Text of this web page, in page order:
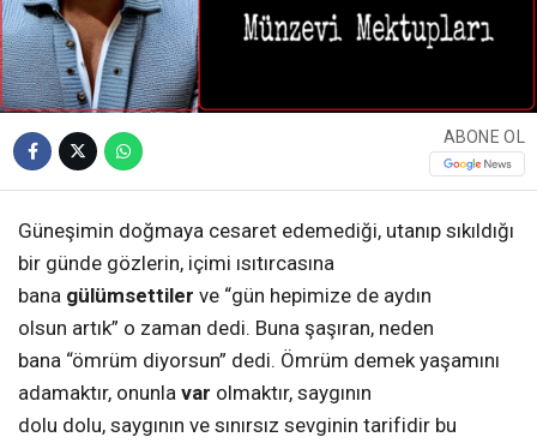
ABONE OL
Güneşimin doğmaya cesaret edemediği, utanıp sıkıldığı
bir günde gözlerin, içimi ısıtırcasına
bana gülümsettiler ve “gün hepimize de aydın
olsun artık” o zaman dedi. Buna şaşıran, neden
bana “ömrüm diyorsun” dedi. Ömrüm demek yaşamını
adamaktır, onunla var olmaktır, saygının
dolu dolu, saygının ve sınırsız sevginin tarifidir bu